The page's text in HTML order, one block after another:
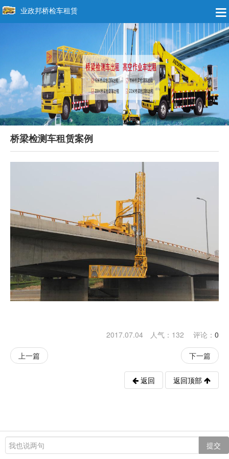
业政邦桥检车租赁
桥梁检测车租赁案例
2017.07.04 人气： 132 评论： 0
上一篇 下一篇
返回 返回顶部
提交